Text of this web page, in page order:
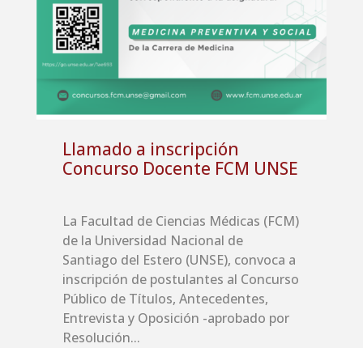
Llamado a inscripción
Concurso Docente FCM UNSE
La Facultad de Ciencias Médicas (FCM)
de la Universidad Nacional de
Santiago del Estero (UNSE), convoca a
inscripción de postulantes al Concurso
Público de Títulos, Antecedentes,
Entrevista y Oposición -aprobado por
Resolución...